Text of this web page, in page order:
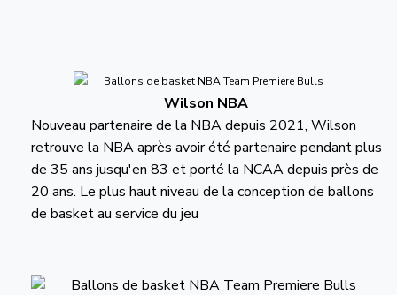
Wilson NBA
Nouveau partenaire de la NBA depuis 2021, Wilson
retrouve la NBA après avoir été partenaire pendant plus
de 35 ans jusqu'en 83 et porté la NCAA depuis près de
20 ans. Le plus haut niveau de la conception de ballons
de basket au service du jeu